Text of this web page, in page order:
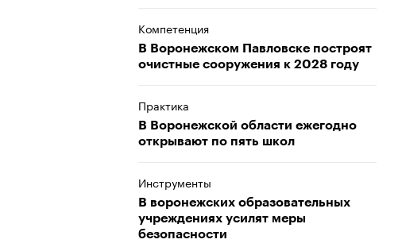
Компетенция
В Воронежском Павловске построят
очистные сооружения к 2028 году
Практика
В Воронежской области ежегодно
открывают по пять школ
Инструменты
В воронежских образовательных
учреждениях усилят меры
безопасности